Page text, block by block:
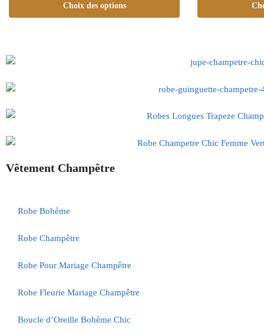
Choix des options
Vêtement Champêtre
Robe Bohème
Robe Champêtre
Robe Pour Mariage Champêtre
Robe Fleurie Mariage Champêtre
Boucle d’Oreille Bohème Chic